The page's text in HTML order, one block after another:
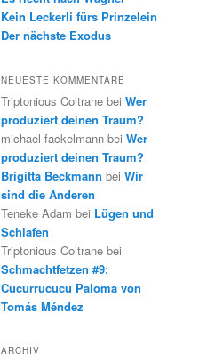
Kein Leckerli fürs Prinzelein
Der nächste Exodus
NEUESTE KOMMENTARE
Triptonious Coltrane bei Wer
produziert deinen Traum?
michael fackelmann bei Wer
produziert deinen Traum?
Brigitta Beckmann bei Wir
sind die Anderen
Teneke Adam bei Lügen und
Schlafen
Triptonious Coltrane bei
Schmachtfetzen #9:
Cucurrucucu Paloma von
Tomás Méndez
ARCHIV